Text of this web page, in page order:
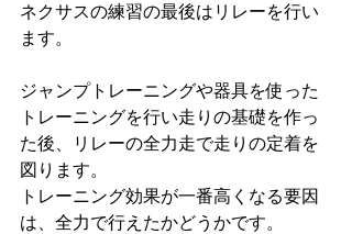
ネクサスの練習の最後はリレーを行い
ます。
ジャンプトレーニングや器具を使った
トレーニングを行い走りの基礎を作っ
た後、リレーの全力走で走りの定着を
図ります。
トレーニング効果が一番高くなる要因
は、全力で行えたかどうかです。